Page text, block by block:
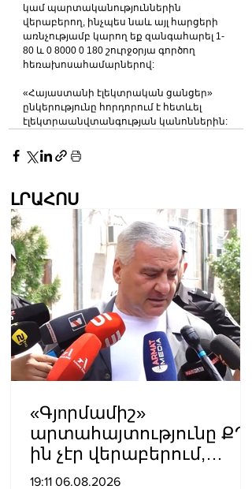
կամ պարտականություններին
վերաբերող, ինչպես նաև այլ հարցերի
առնչությամբ կարող եք զանգահարել 1-
80 և 0 8000 0 180 շուրջօրյա գործող
հեռախոսահամարներով:
«Հայաստանի էլեկտրական ցանցեր»
ընկերությունը հորդորում է հետևել
էլեկտրաանվտանգության կանոններին:
ԼՐԱՀՈՍ
«Գյnրմամիշ»
արտահայտությունը ՔՊ-
ին չէր վերաբերում,
ինձնից բիզնես
19:11 06.08.2026